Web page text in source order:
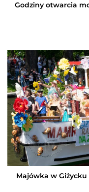
Godziny otwarcia
Majówka w